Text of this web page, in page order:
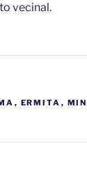
vecinal.
, ERMITA ,